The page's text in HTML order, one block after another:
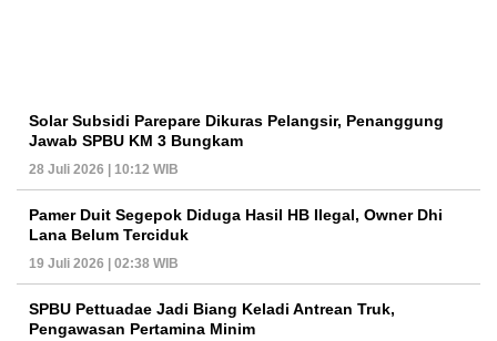
Solar Subsidi Parepare Dikuras Pelangsir, Penanggung
Jawab SPBU KM 3 Bungkam
28 Juli 2026 | 10:12 WIB
Pamer Duit Segepok Diduga Hasil HB Ilegal, Owner Dhi
Lana Belum Terciduk
19 Juli 2026 | 02:38 WIB
SPBU Pettuadae Jadi Biang Keladi Antrean Truk,
Pengawasan Pertamina Minim